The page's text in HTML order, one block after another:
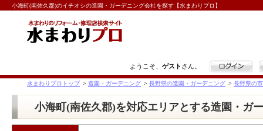
小海町(南佐久郡)のイチオシの造園・ガーデニング会社を探す【水まわりプロ】
ようこそ、 ゲスト さん。 ログイン
水まわりプロトップ > 造園・ガーデニング > 長野県の造園・ガーデニング > 長野県の
小海町(南佐久郡)を対応エリアとする造園・ガ